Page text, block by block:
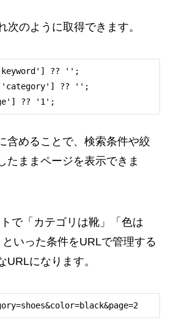
次のように取得できます。
?? '';
?? '';
含めることで、検索条件や絞
たままページを表示できま
で「カテゴリは靴」「色は
いった条件をURLで管理する
URLになります。
products.php?category=shoes&color=black&page=2